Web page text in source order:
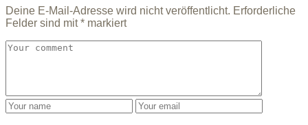
Deine E-Mail-Adresse wird nicht veröffentlicht. Erforderliche
Felder sind mit* markiert